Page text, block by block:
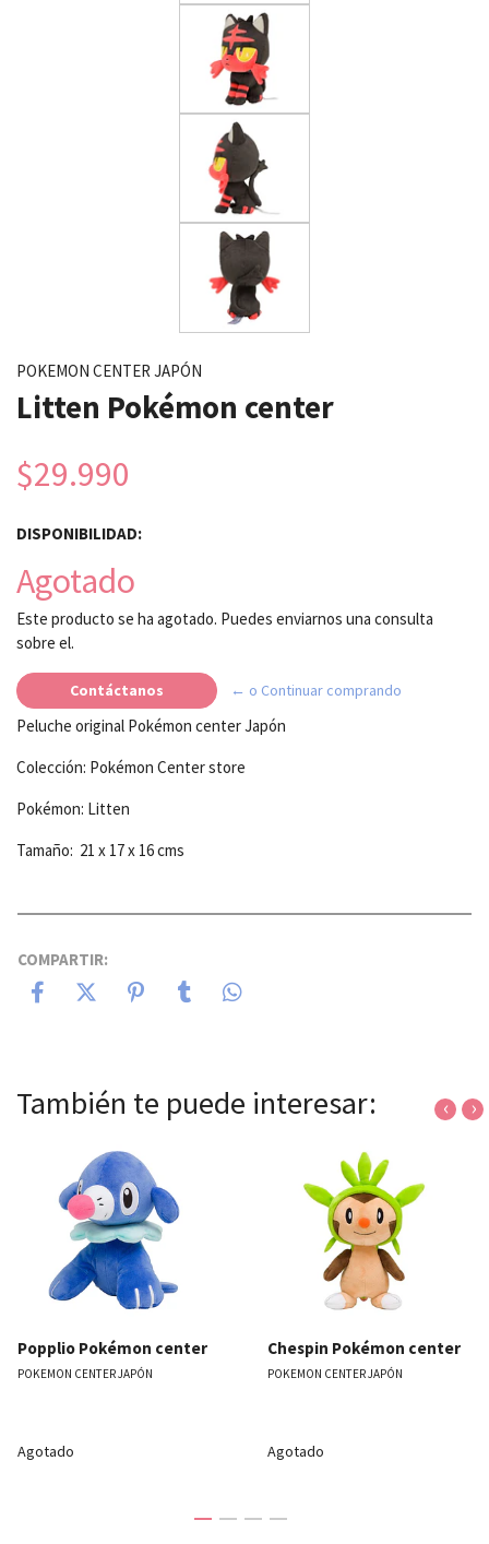
POKEMON CENTER JAPÓN
Litten Pokémon center
$29.990
DISPONIBILIDAD:
Agotado
Este producto se ha agotado. Puedes enviarnos una consulta
sobre el.
Contáctanos ← o Continuar comprando
Peluche original Pokémon center Japón
Colección: Pokémon Center store
Pokémon: Litten
Tamaño: 21 x 17 x 16 cms
COMPARTIR:
También te puede interesar:
Popplio Pokémon center
POKEMON CENTER JAPÓN
Agotado
Chespin Pokémon center
POKEMON CENTER JAPÓN
Agotado
‹ ›